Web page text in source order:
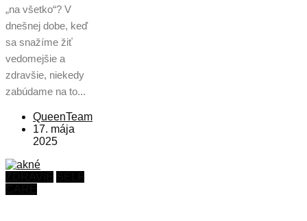
„na všetko“? V
dnešnej dobe, keď
sa snažíme žiť
vedomejšie a
zdravšie, niekedy
zabúdame na to...
QueenTeam
17. mája
2025